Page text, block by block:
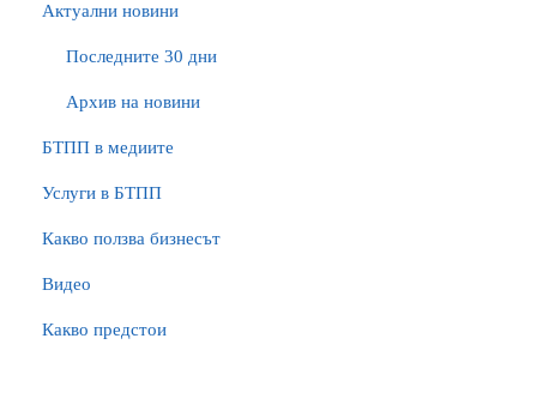
Актуални новини
Последните 30 дни
Архив на новини
БTПП в медиите
Услуги в БТПП
Какво ползва бизнесът
Видео
Какво предстои